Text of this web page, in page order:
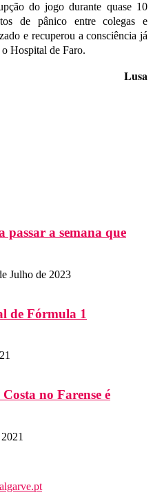
do jogo durante quase 10
de pânico entre colegas e
e recuperou a consciência já
Hospital de Faro.
Lusa
passar a semana que
Julho de 2023
de Fórmula 1
no Farense é